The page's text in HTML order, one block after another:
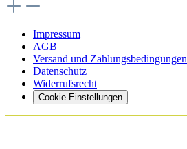
Impressum
AGB
Versand und Zahlungsbedingungen
Datenschutz
Widerrufsrecht
Cookie-Einstellungen